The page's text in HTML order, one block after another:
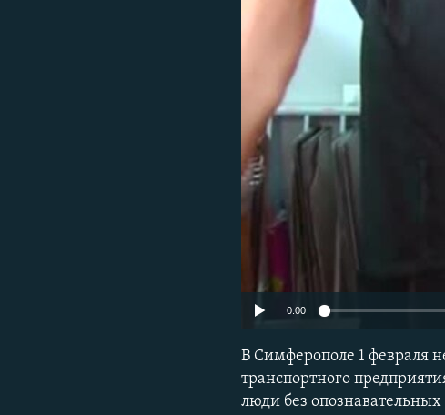
0:00
В Симферополе 1 февраля
транспортного
люди без